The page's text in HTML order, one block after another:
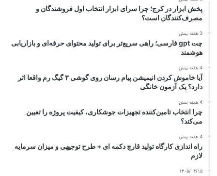
پخش ابزار در کرج؛ چرا سرای ابزار انتخاب اول فروشندگان و
مصرف‌کنندگان است؟
3 هفته پیش
چت gpt فارسی؛ راهی سریع‌تر برای تولید محتوای حرفه‌ای و بازاریابی
هوشمند
4 هفته پیش
آیا خاموش کردن انیمیشن پیام رسان روی گوشی ۳ گیگ رم واقعا اثر
دارد؟ یک آزمون خانگی
4 هفته پیش
چرا انتخاب تامین‌کننده تجهیزات جوشکاری، کیفیت پروژه را تعیین
می‌کند؟
4 هفته پیش
راه اندازی کارگاه تولید قارچ دکمه ای + طرح توجیهی و میزان سرمایه
لازم
۱۴۰۵/۰۴/۱۵